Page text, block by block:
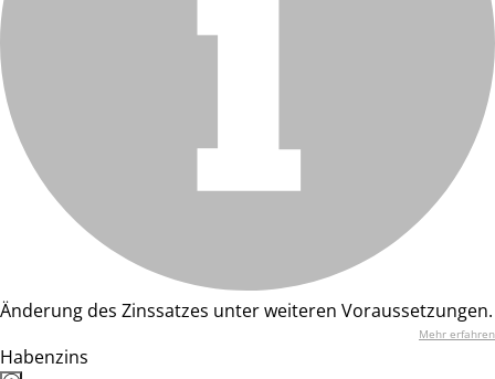
Änderung des Zinssatzes unter weiteren Voraussetzungen.
Mehr erfahren
Habenzins